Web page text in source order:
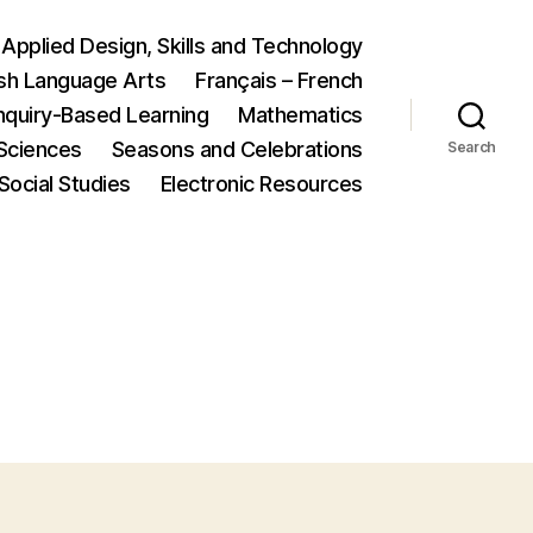
Applied Design, Skills and Technology
Language Arts
Français – French
Based Learning
Mathematics
Seasons and Celebrations
Studies
Electronic Resources
Search